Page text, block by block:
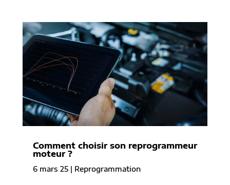
Comment choisir son reprogrammeur
moteur ?
6 mars 25| Reprogrammation